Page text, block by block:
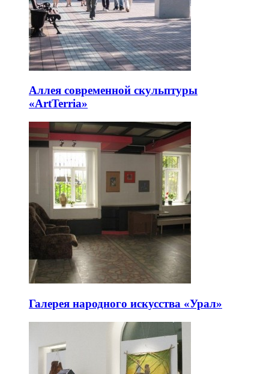
Аллея современной скульптуры
«ArtTerria»
Галерея народного искусства «Урал»